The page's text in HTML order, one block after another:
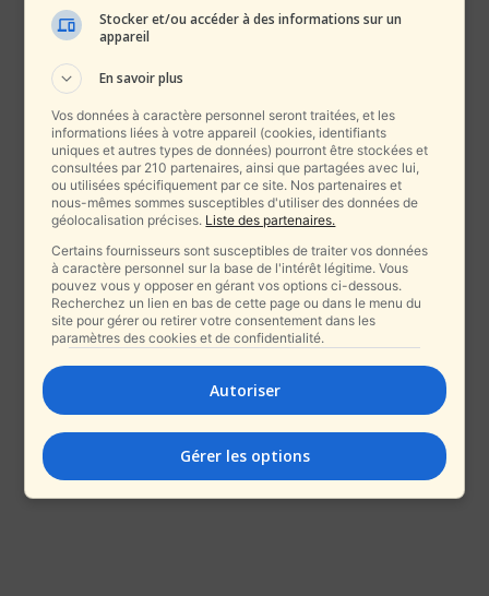
Stocker et/ou accéder à des informations sur un
appareil
En savoir plus
Vos données à caractère personnel seront traitées, et les
informations liées à votre appareil (cookies, identifiants
uniques et autres types de données) pourront être stockées et
consultées par 210 partenaires, ainsi que partagées avec lui,
ou utilisées spécifiquement par ce site. Nos partenaires et
nous-mêmes sommes susceptibles d'utiliser des données de
géolocalisation précises. Liste des partenaires.
Certains fournisseurs sont susceptibles de traiter vos données
à caractère personnel sur la base de l'intérêt légitime. Vous
pouvez vous y opposer en gérant vos options ci-dessous.
Recherchez un lien en bas de cette page ou dans le menu du
site pour gérer ou retirer votre consentement dans les
paramètres des cookies et de confidentialité.
Autoriser
Gérer les options